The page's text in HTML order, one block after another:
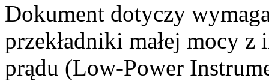
Dokument dotyczy
przekładniki małej mocy
prądu (Low-Power